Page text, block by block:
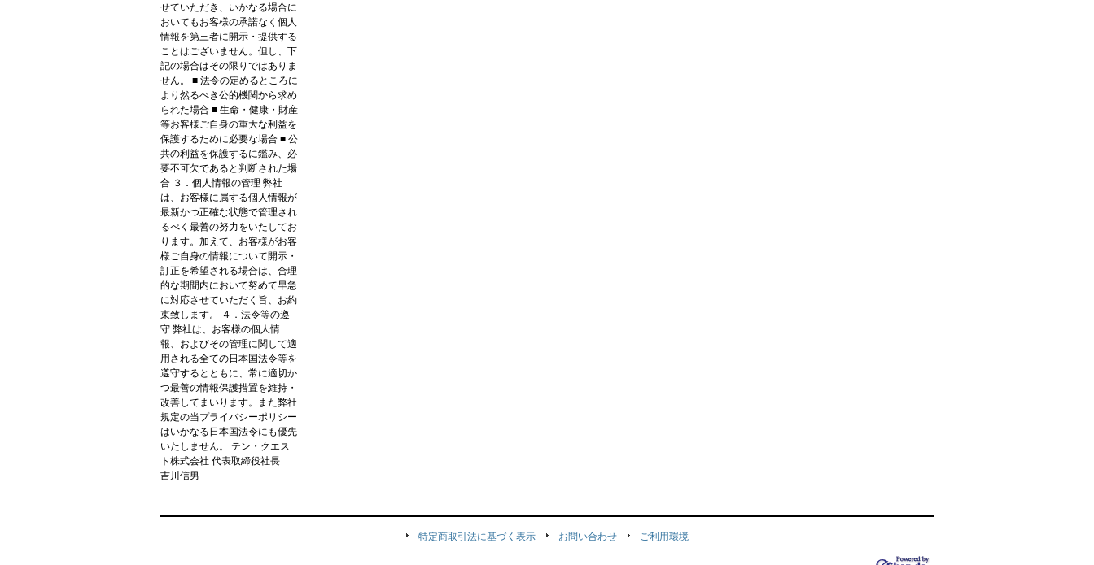
せていただき、いかなる場合に
おいてもお客様の承諾なく個人
情報を第三者に開示・提供する
ことはございません。但し、下
記の場合はその限りではありま
せん。 ■ 法令の定めるところに
より然るべき公的機関から求め
られた場合 ■ 生命・健康・財産
等お客様ご自身の重大な利益を
保護するために必要な場合 ■ 公
共の利益を保護するに鑑み、必
要不可欠であると判断された場
合 ３．個人情報の管理 弊社
は、お客様に属する個人情報が
最新かつ正確な状態で管理され
るべく最善の努力をいたしてお
ります。加えて、お客様がお客
様ご自身の情報について開示・
訂正を希望される場合は、合理
的な期間内において努めて早急
に対応させていただく旨、お約
束致します。 ４．法令等の遵
守 弊社は、お客様の個人情
報、およびその管理に関して適
用される全ての日本国法令等を
遵守するとともに、常に適切か
つ最善の情報保護措置を維持・
改善してまいります。また弊社
規定の当プライバシーポリシー
はいかなる日本国法令にも優先
いたしません。 テン・クエス
ト株式会社 代表取締役社長
吉川信男
特定商取引法に基づく表示 お問い合わせ ご利用環境